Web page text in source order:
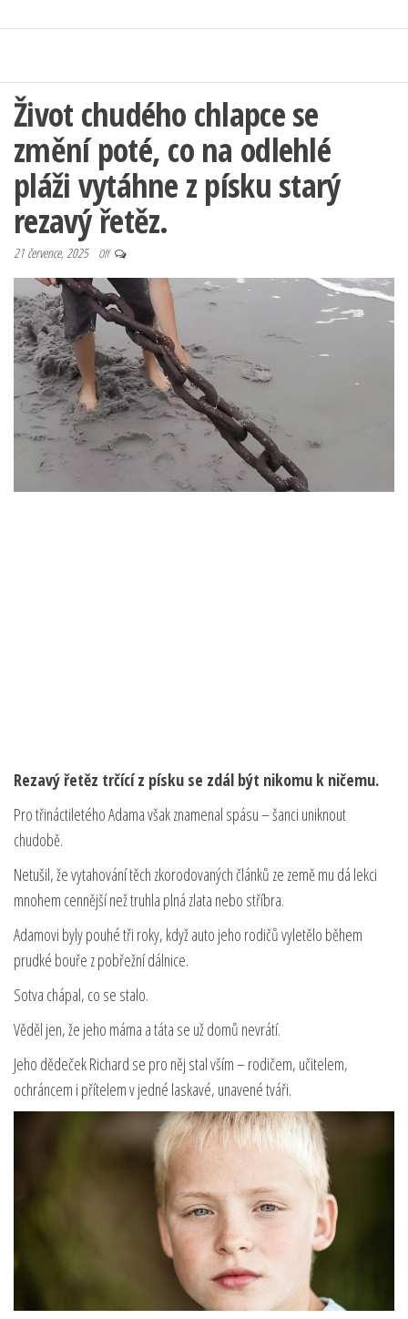
Život chudého chlapce se
změní poté, co na odlehlé
pláži vytáhne z písku starý
rezavý řetěz.
21 července, 2025 Off
Rezavý řetěz trčící z písku se zdál být nikomu k ničemu.
Pro třináctiletého Adama však znamenal spásu – šanci uniknout
chudobě.
Netušil, že vytahování těch zkorodovaných článků ze země mu dá lekci
mnohem cennější než truhla plná zlata nebo stříbra.
Adamovi byly pouhé tři roky, když auto jeho rodičů vyletělo během
prudké bouře z pobřežní dálnice.
Sotva chápal, co se stalo.
Věděl jen, že jeho máma a táta se už domů nevrátí.
Jeho dědeček Richard se pro něj stal vším – rodičem, učitelem,
ochráncem i přítelem v jedné laskavé, unavené tváři.